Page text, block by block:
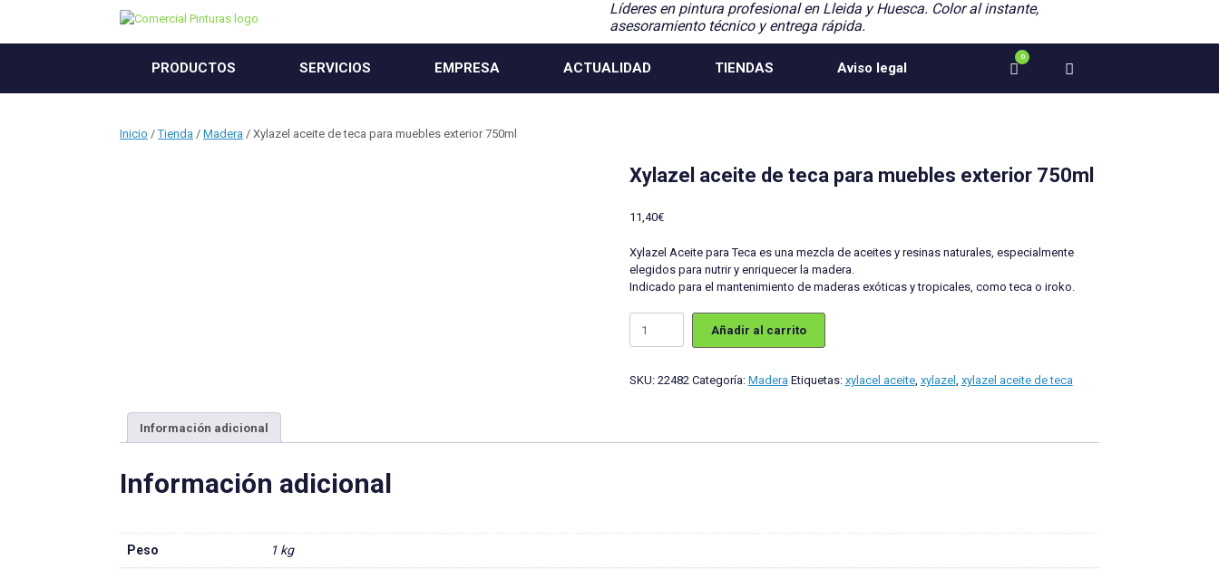
contenido
Líderes en pintura profesional en Lleida y Huesca. Color al instante,
asesoramiento técnico y entrega rápida.
PRODUCTOS SERVICIOS EMPRESA ACTUALIDAD TIENDAS Aviso legal
Ver
el
carrito
0
Inicio /Tienda / Madera / Xylazel aceite de teca para muebles exterior 750ml
Xylazel aceite de teca para muebles exterior 750ml
11,40€
Xylazel Aceite para Teca es una mezcla de aceites y resinas naturales, especialmente
elegidos para nutrir y enriquecer la madera.
Indicado para el mantenimiento de maderas exóticas y tropicales, como teca o iroko.
aceite
750ml
Añadir al carrito
SKU: 22482 Categoría: Madera Etiquetas: xylacel aceite, xylazel , xylazel aceite de teca
Información adicional
Información adicional
Peso 1 kg